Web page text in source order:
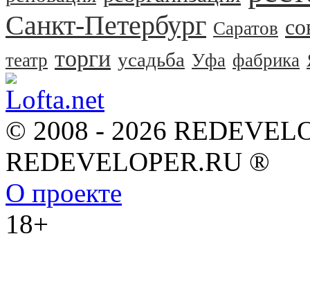
Санкт-Петербург Саратов
театр торги усадьба Уфа фабрика
© 2008 - 2026
REDEVELOPER.RU ®
О проекте
18+